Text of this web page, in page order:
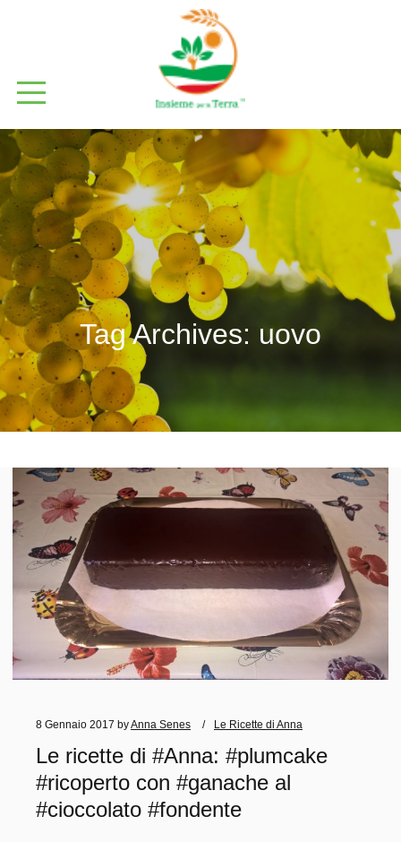
Tag Archives: uovo
8 Gennaio 2017 by Anna Senes Le Ricette di Anna
Le ricette di #Anna: #plumcake
#ricoperto con #ganache al
#cioccolato #fondente